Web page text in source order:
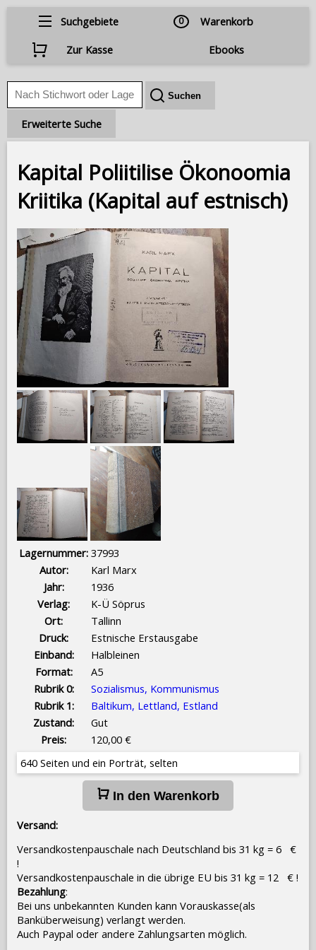
Suchgebiete 0
Warenkorb
Zur Kasse
Ebooks
Erweiterte Suche
Kapital Poliitilise Ökonoomia
Kriitika (Kapital auf estnisch)
Lagernummer: 37993
Autor:
Karl Marx
Jahr:
1936
Verlag:
K-Ü Söprus
Ort:
Tallinn
Druck:
Estnische Erstausgabe
Einband:
Halbleinen
Format:
A5
Rubrik 0:
Sozialismus, Kommunismus
Rubrik 1:
Baltikum, Lettland, Estland
Zustand:
Gut
Preis:
120,00 €
640 Seiten und ein Porträt, selten
In den Warenkorb
Versand:
Versandkostenpauschale nach Deutschland bis 31 kg = 6 €
!
Versandkostenpauschale in die übrige EU bis 31 kg = 12 € !
Bezahlung:
Bei uns unbekannten Kunden kann Vorauskasse(als
Banküberweisung) verlangt werden.
Auch Paypal oder andere Zahlungsarten möglich.